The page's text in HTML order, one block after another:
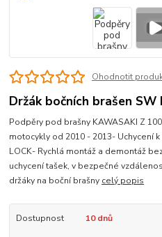
Ohodnotit
Držák bočních brašen
Podpěry pod brašny KAWASAKI Z
motocykly od 2010 - 2013- Uchycení
LOCK- Rychlá montáž a demontáž
uchycení tašek, v bezpečné
držáky na boční brašny celý popis
Dostupnost 10 dnů